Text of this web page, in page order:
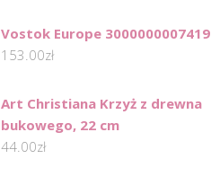
Vostok Europe 3000000007419
153.00zł
Art Christiana Krzyż z drewna
bukowego, 22 cm
44.00zł